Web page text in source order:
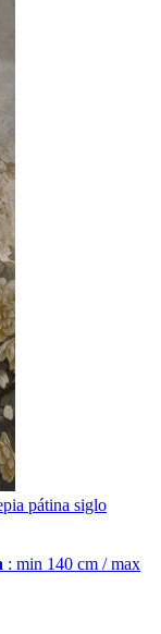
pátina siglo
: min 140 cm / max